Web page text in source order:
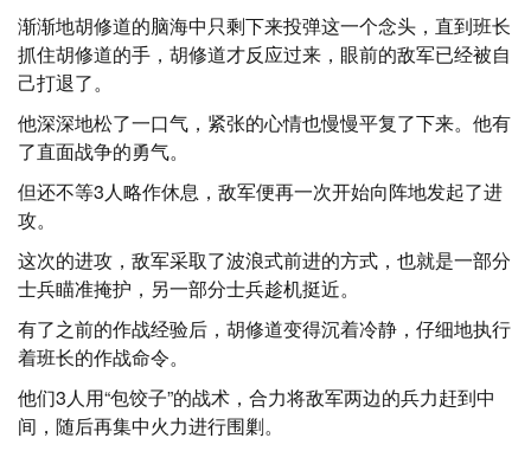
渐渐地胡修道的脑海中只剩下来投弹这一个念头，直到班长
抓住胡修道的手，胡修道才反应过来，眼前的敌军已经被自
己打退了。
他深深地松了一口气，紧张的心情也慢慢平复了下来。他有
了直面战争的勇气。
但还不等3人略作休息，敌军便再一次开始向阵地发起了进
攻。
这次的进攻，敌军采取了波浪式前进的方式，也就是一部分
士兵瞄准掩护，另一部分士兵趁机挺近。
有了之前的作战经验后，胡修道变得沉着冷静，仔细地执行
着班长的作战命令。
他们3人用“包饺子”的战术，合力将敌军两边的兵力赶到中
间，随后再集中火力进行围剿。